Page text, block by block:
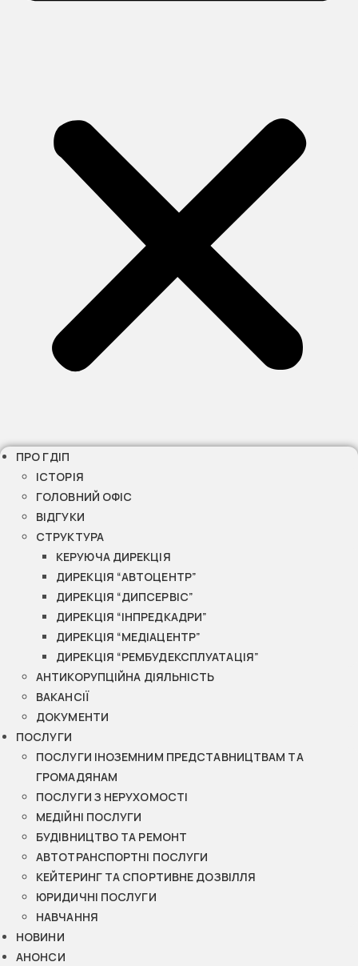
ПРО ГДІП
ІСТОРІЯ
ГОЛОВНИЙ ОФІС
ВІДГУКИ
СТРУКТУРА
КЕРУЮЧА ДИРЕКЦІЯ
ДИРЕКЦІЯ “АВТОЦЕНТР”
ДИРЕКЦІЯ “ДИПСЕРВІС”
ДИРЕКЦІЯ “ІНПРЕДКАДРИ”
ДИРЕКЦІЯ “МЕДІАЦЕНТР”
ДИРЕКЦІЯ “РЕМБУДЕКСПЛУАТАЦІЯ”
АНТИКОРУПЦІЙНА ДІЯЛЬНІСТЬ
ВАКАНСІЇ
ДОКУМЕНТИ
ПОСЛУГИ
ПОСЛУГИ ІНОЗЕМНИМ ПРЕДСТАВНИЦТВАМ ТА
ГРОМАДЯНАМ
ПОСЛУГИ З НЕРУХОМОСТІ
МЕДІЙНІ ПОСЛУГИ
БУДІВНИЦТВО ТА РЕМОНТ
АВТОТРАНСПОРТНІ ПОСЛУГИ
КЕЙТЕРИНГ ТА СПОРТИВНЕ ДОЗВІЛЛЯ
ЮРИДИЧНІ ПОСЛУГИ
НАВЧАННЯ
НОВИНИ
АНОНСИ